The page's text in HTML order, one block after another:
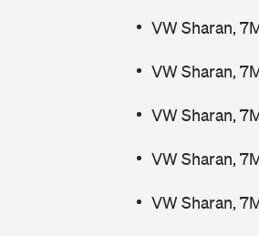
VW Sharan,
VW Sharan,
VW Sharan,
VW Sharan,
VW Sharan,